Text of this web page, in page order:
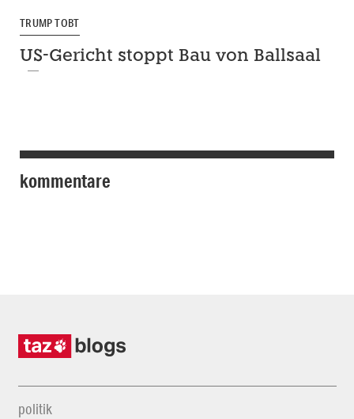
TRUMP TOBT
US-Gericht stoppt Bau von Ballsaal
kommentare
politik